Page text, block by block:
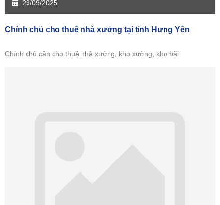
29/09/2025
Chính chủ cho thuê nhà xưởng tại tỉnh Hưng Yên
Chính chủ cần cho thuê nhà xưởng, kho xưởng, kho bãi